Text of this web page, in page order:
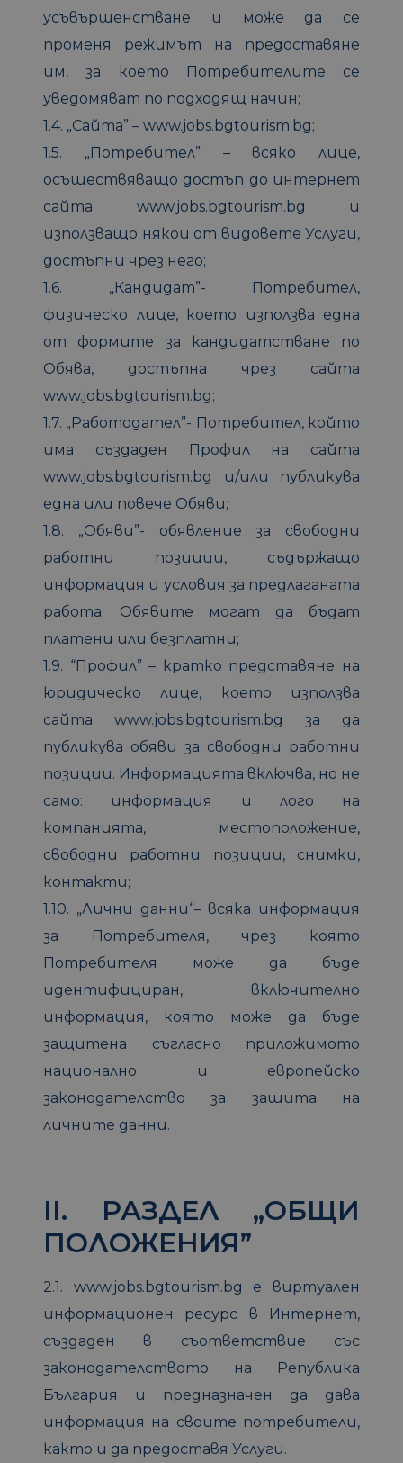
усъвършенстване и може да се
променя режимът на предоставяне
им, за което Потребителите се
уведомяват по подходящ начин;
1.4. „Сайта” – www.jobs.bgtourism.bg;
1.5. „Потребител” – всяко лице,
осъществяващо достъп до интернет
сайта www.jobs.bgtourism.bg и
използващо някои от видовете Услуги,
достъпни чрез него;
1.6. „Кандидат”- Потребител,
физическо лице, което използва една
от формите за кандидатстване по
Обява, достъпна чрез сайта
www.jobs.bgtourism.bg;
1.7. „Работодател”- Потребител, който
има създаден Профил на сайта
www.jobs.bgtourism.bg и/или публикува
една или повече Обяви;
1.8. „Обяви”- обявление за свободни
работни позиции, съдържащо
информация и условия за предлаганата
работа. Обявите могат да бъдат
платени или безплатни;
1.9. “Профил” – кратко представяне на
юридическо лице, което използва
сайта www.jobs.bgtourism.bg за да
публикува обяви за свободни работни
позиции. Информацията включва, но не
само: информация и лого на
компанията, местоположение,
свободни работни позиции, снимки,
контакти;
1.10. „Лични данни“– всяка информация
за Потребителя, чрез която
Потребителя може да бъде
идентифициран, включително
информация, която може да бъде
защитена съгласно приложимото
национално и европейско
законодателство за защита на
личните данни.
II. РАЗДЕЛ „ОБЩИ
ПОЛОЖЕНИЯ”
2.1. www.jobs.bgtourism.bg e виртуален
информационен ресурс в Интернет,
създаден в съответствие със
законодателството на Република
България и предназначен да дава
информация на своите потребители,
както и да предоставя Услуги.